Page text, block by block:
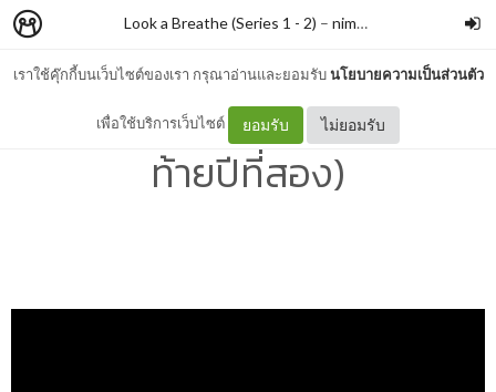
เราใช้คุ๊กกี้บนเว็บไซต์ของเรา กรุณาอ่านและยอมรับนโยบายความเป็นส่วนตัว
เพื่อใช้บริการเว็บไซต์ ยอมรับ ไม่ยอมรับ
Look a Breathe (Series 1 - 2) – nimon
END OF SECOND YEAR (ปิด
ท้ายปีที่สอง)